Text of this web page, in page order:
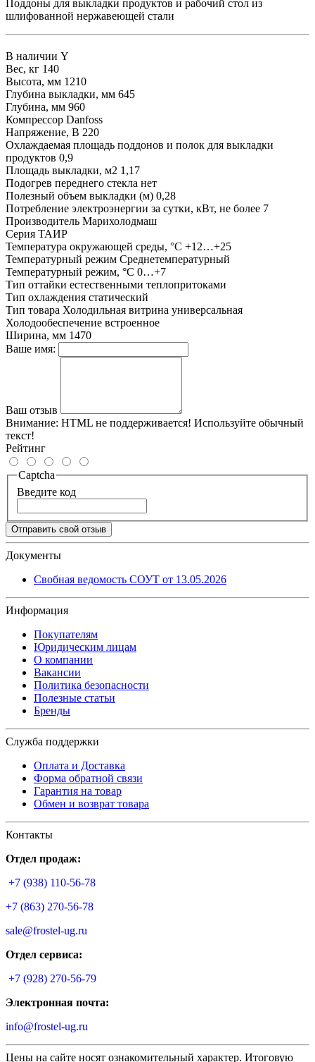
Поддоны для выкладки продуктов и рабочий стол из
шлифованной нержавеющей стали
В наличии Y
Вес, кг 140
Высота, мм 1210
Глубина выкладки, мм 645
Глубина, мм 960
Компрессор Danfoss
Напряжение, В 220
Охлаждаемая площадь поддонов и полок для выкладки
продуктов 0,9
Площадь выкладки, м2 1,17
Подогрев переднего стекла нет
Полезный объем выкладки (м) 0,28
Потребление электроэнергии за сутки, кВт, не более 7
Производитель Марихолодмаш
Серия ТАИР
Температура окружающей среды, °С +12…+25
Температурный режим Среднетемпературный
Температурный режим, °С 0…+7
Тип оттайки естественными теплопритоками
Тип охлаждения статический
Тип товара Холодильная витрина универсальная
Холодообеспечение встроенное
Ширина, мм 1470
Ваше имя:
Ваш отзыв
Внимание: HTML не поддерживается! Используйте обычный
текст!
Рейтинг
Captcha
Введите код
Отправить свой отзыв
Документы
Свобная ведомость СОУТ от 13.05.2026
Информация
Покупателям
Юридическим лицам
О компании
Вакансии
Политика безопасности
Полезные статьи
Бренды
Служба поддержки
Оплата и Доставка
Форма обратной связи
Гарантия на товар
Обмен и возврат товара
Контакты
Отдел продаж:
+7 (938) 110-56-78
+7 (863) 270-56-78
sale@frostel-ug.ru
Отдел сервиса:
+7 (928) 270-56-79
Электронная почта:
info@frostel-ug.ru
Цены на сайте носят ознакомительный характер. Итоговую